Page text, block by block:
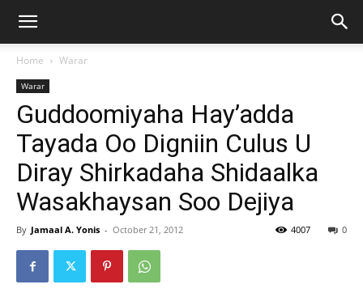
Home Warar
Warar
Guddoomiyaha Hay’adda
Tayada Oo Digniin Culus U
Diray Shirkadaha Shidaalka
Wasakhaysan Soo Dejiya
By Jamaal A. Yonis - October 21, 2012 0
4007